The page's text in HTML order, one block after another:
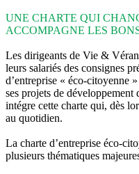
UNE CHARTE QUI
ACCOMPAGNE LES
Les dirigeants de Vie &
leurs salariés des consignes
d’entreprise « éco-citoyenne
ses projets de
intégre cette charte qui, dès
au quotidien.
La charte d’entreprise éco-
plusieurs thématiques